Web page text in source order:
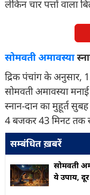
लेकिन चार पत्तों वाला
सोमवती अमावस्या
द्रिक पंचांग के अनुसार,
सोमवती अमावस्या
स्नान-दान का मुहूर्त
4 बजकर 43 मिनट तक
सम्बंधित ख़बरें
सोमवती
ये उपाय, दूर